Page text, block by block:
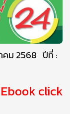
คม 2568 ปีที่ :
click